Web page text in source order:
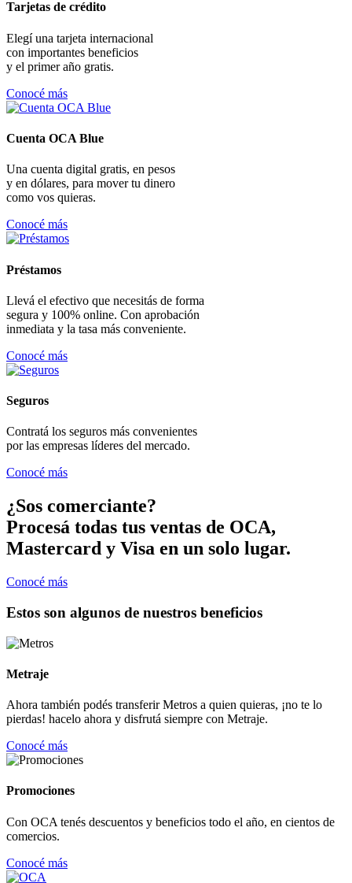
Tarjetas de crédito
Elegí una tarjeta internacional
con importantes beneficios
y el primer año gratis.
Conocé más
Cuenta OCA Blue
Una cuenta digital gratis, en pesos
y en dólares, para mover tu dinero
como vos quieras.
Conocé más
Préstamos
Llevá el efectivo que necesitás de forma
segura y 100% online. Con aprobación
inmediata y la tasa más conveniente.
Conocé más
Seguros
Contratá los seguros más convenientes
por las empresas líderes del mercado.
Conocé más
¿Sos comerciante?
Procesá todas tus ventas de OCA,
Mastercard y Visa en un solo lugar.
Conocé más
Estos son algunos de nuestros beneficios
Metraje
Ahora también podés transferir Metros a quien quieras, ¡no te lo
pierdas! hacelo ahora y disfrutá siempre con Metraje.
Conocé más
Promociones
Con OCA tenés descuentos y beneficios todo el año, en cientos de
comercios.
Conocé más